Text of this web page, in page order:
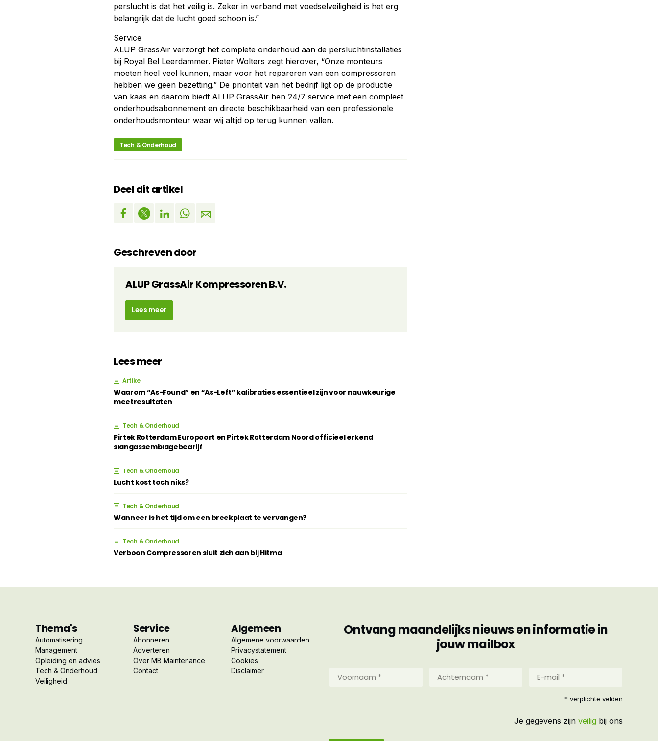
perslucht is dat het veilig is. Zeker in verband met voedselveiligheid is het erg
belangrijk dat de lucht goed schoon is.”
Service
ALUP GrassAir verzorgt het complete onderhoud aan de persluchtinstallaties
bij Royal Bel Leerdammer. Pieter Wolters zegt hierover, “Onze monteurs
moeten heel veel kunnen, maar voor het repareren van een compressoren
hebben we geen bezetting.” De prioriteit van het bedrijf ligt op de productie
van kaas en daarom biedt ALUP GrassAir hen 24/7 service met een compleet
onderhoudsabonnement en directe beschikbaarheid van een professionele
onderhoudsmonteur waar wij altijd op terug kunnen vallen.
Tech & Onderhoud
Deel dit artikel
Geschreven door
ALUP GrassAir Kompressoren B.V.
Lees meer
Lees meer
Artikel
Waarom “As-Found” en “As-Left” kalibraties essentieel zijn voor nauwkeurige
meetresultaten
Tech & Onderhoud
Pirtek Rotterdam Europoort en Pirtek Rotterdam Noord officieel erkend
slangassemblagebedrijf
Tech & Onderhoud
Lucht kost toch niks?
Tech & Onderhoud
Wanneer is het tijd om een breekplaat te vervangen?
Tech & Onderhoud
Verboon Compressoren sluit zich aan bij Hitma
Thema's
Automatisering
Management
Opleiding en advies
Tech & Onderhoud
Veiligheid
Service
Abonneren
Adverteren
Over MB Maintenance
Contact
Algemeen
Algemene voorwaarden
Privacystatement
Cookies
Disclaimer
Ontvang maandelijks nieuws en informatie in
jouw mailbox
Achternaam
mail
* verplichte velden
Je gegevens zijn veilig bij ons